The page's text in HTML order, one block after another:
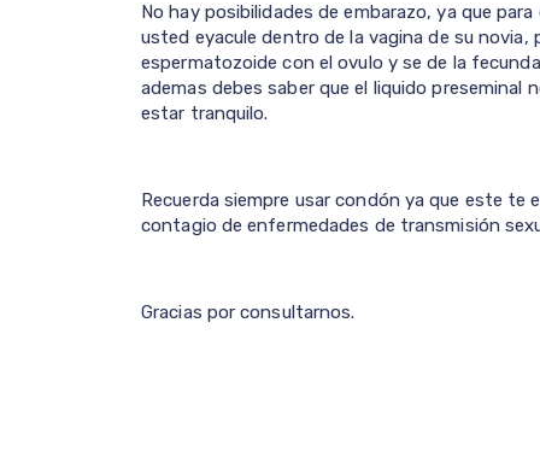
No hay posibilidades de embarazo, ya que
usted eyacule dentro de la vagina de su novia,
espermatozoide con el ovulo y se de la
ademas debes saber que el liquido preseminal
estar tranquilo.
Recuerda siempre usar condón ya que este te
contagio de enfermedades de transmisión
Gracias por consultarnos.